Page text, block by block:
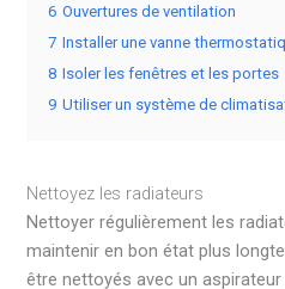
6 Ouvertures de ventilation
7 Installer une vanne
8 Isoler les fenêtres et les portes
9 Utiliser un système de
Nettoyez les radiateurs
Nettoyer régulièrement les
maintenir en bon état plus
être nettoyés avec un